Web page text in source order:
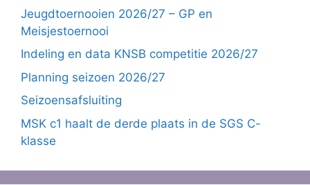
Jeugdtoernooien 2026/27 – GP en
Meisjestoernooi
Indeling en data KNSB competitie 2026/27
Planning seizoen 2026/27
Seizoensafsluiting
MSK c1 haalt de derde plaats in de SGS C-
klasse